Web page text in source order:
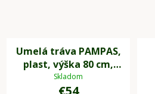
Umelá tráva PAMPAS,
plast, výška 80 cm,
zelená
Skladom
€54